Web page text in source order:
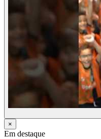
×
Em destaque